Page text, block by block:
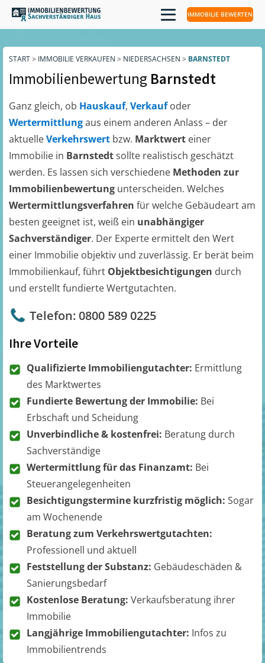
IMMOBILIE BEWERTEN
START> IMMOBILIE VERKAUFEN > NIEDERSACHSEN > BARNSTEDT
Immobilienbewertung Barnstedt
Ganz gleich, ob Hauskauf, Verkaufoder
Wertermittlungaus einem anderen Anlass – der
aktuelleVerkehrswert bzw. Marktwert einer
Immobilie in Barnstedtsollte realistisch geschätzt
werden. Es lassen sich verschiedene Methoden zur
Immobilienbewertung unterscheiden. Welches
Wertermittlungsverfahren für welche Gebäudeart am
besten geeignet ist, weiß ein unabhängiger
Sachverständiger. Der Experte ermittelt den Wert
einer Immobilie objektiv und zuverlässig. Er berät beim
Immobilienkauf, führt Objektbesichtigungen durch
und erstellt fundierte Wertgutachten.
Telefon: 0800 589 0225
Ihre Vorteile
Qualifizierte Immobiliengutachter: Ermittlung
des Marktwertes
Fundierte Bewertung der Immobilie: Bei
Erbschaft und Scheidung
Unverbindliche & kostenfrei: Beratung durch
Sachverständige
Wertermittlung für das Finanzamt: Bei
Steuerangelegenheiten
Besichtigungstermine kurzfristig möglich: Sogar
am Wochenende
Beratung zum Verkehrswertgutachten:
Professionell und aktuell
Feststellung der Substanz: Gebäudeschäden &
Sanierungsbedarf
Kostenlose Beratung: Verkaufsberatung ihrer
Immobilie
Langjährige Immobiliengutachter: Infos zu
Immobilientrends